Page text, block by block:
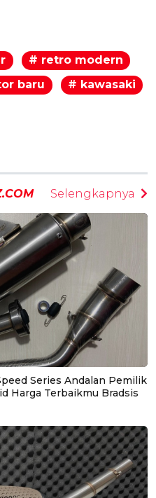
# retro modern
baru # kawasaki
Selengkapnya
Series Andalan Pemilik
Harga Terbaikmu Bradsis